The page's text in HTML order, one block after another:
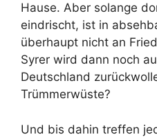
Hause. Aber solange
eindrischt, ist in
überhaupt nicht an
Syrer wird dann noch
Deutschland
Trümmerwüste?
Und bis dahin treffen